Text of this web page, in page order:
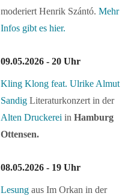
moderiert Henrik Szántó.Mehr
Infos gibt es hier.
09.05.2026 - 20 Uhr
Kling Klong feat. Ulrike Almut
Sandig Literaturkonzert in der
Alten Druckerei inHamburg
Ottensen.
08.05.2026 - 19 Uhr
Lesung aus Im Orkan in der